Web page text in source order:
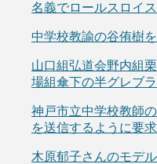
名義でロールスロイ
中学校教諭の谷侑樹
山口組弘道会野内組
場組傘下の半グレブ
神戸市立中学校教師
を送信するように要
木原郁子さんのモデル